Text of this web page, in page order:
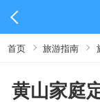
首页 旅游指南
黄山家庭